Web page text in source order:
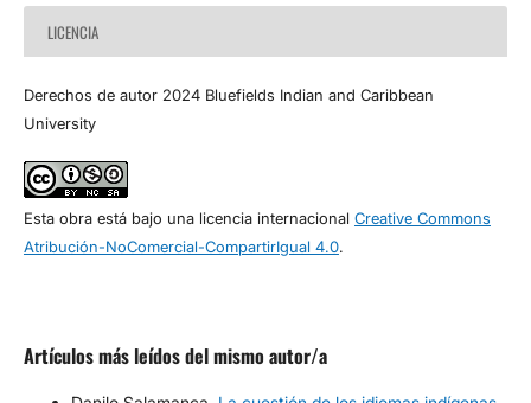
LICENCIA
Derechos de autor 2024 Bluefields Indian and Caribbean
University
Esta obra está bajo una licencia internacional Creative Commons
Atribución-NoComercial-CompartirIgual 4.0.
Artículos más leídos del mismo autor/a